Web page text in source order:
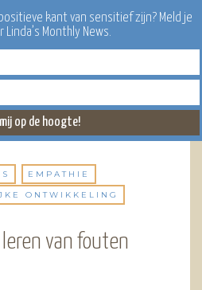
EMPATHIE
ONTWIKKELING
van fouten
kant van sensitief zijn? Meld je
Linda’s Monthly News.